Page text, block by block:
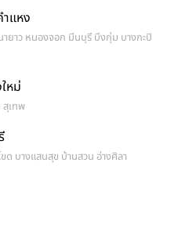
แหง
ยาว หนองจอก มีนบุรี บึงกุ่ม บางกะปิ
หม่
สุเทพ
ด บางแสนสุข บ้านสวน อ่างศิลา